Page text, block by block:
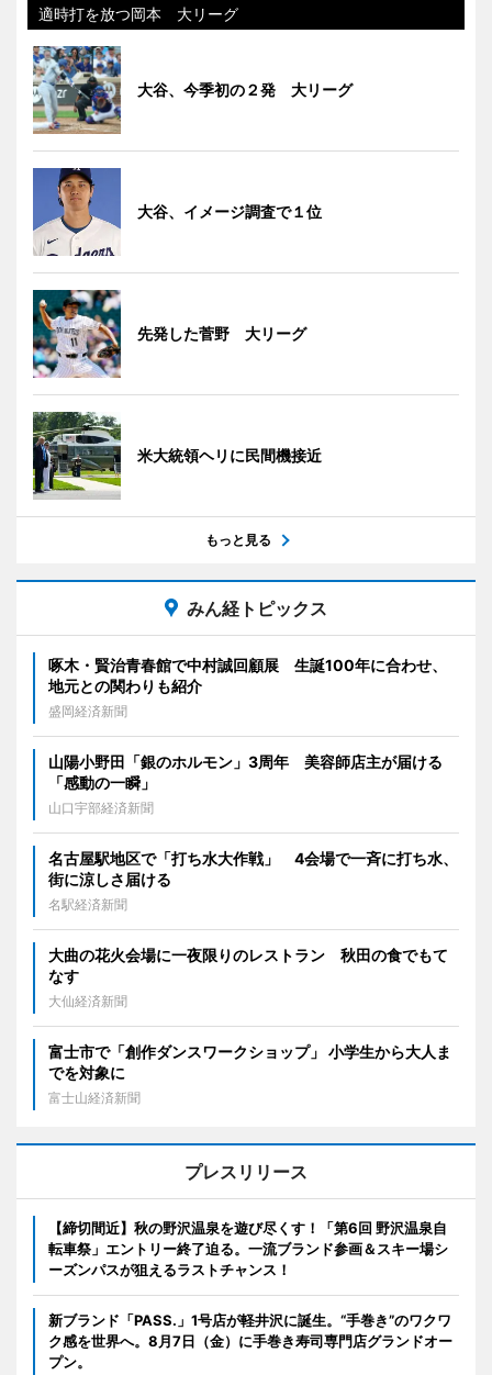
適時打を放つ岡本 大リーグ
大谷、今季初の２発 大リーグ
大谷、イメージ調査で１位
先発した菅野 大リーグ
米大統領ヘリに民間機接近
もっと見る
みん経トピックス
啄木・賢治青春館で中村誠回顧展 生誕100年に合わせ、
地元との関わりも紹介
盛岡経済新聞
山陽小野田「銀のホルモン」3周年 美容師店主が届ける
「感動の一瞬」
山口宇部経済新聞
名古屋駅地区で「打ち水大作戦」 4会場で一斉に打ち水、
街に涼しさ届ける
名駅経済新聞
大曲の花火会場に一夜限りのレストラン 秋田の食でもて
なす
大仙経済新聞
富士市で「創作ダンスワークショップ」 小学生から大人ま
でを対象に
富士山経済新聞
プレスリリース
【締切間近】秋の野沢温泉を遊び尽くす！「第6回 野沢温泉自
転車祭」エントリー終了迫る。一流ブランド参画＆スキー場シ
ーズンパスが狙えるラストチャンス！
新ブランド「PASS.」1号店が軽井沢に誕生。“手巻き”のワクワ
ク感を世界へ。8月7日（金）に手巻き寿司専門店グランドオー
プン。